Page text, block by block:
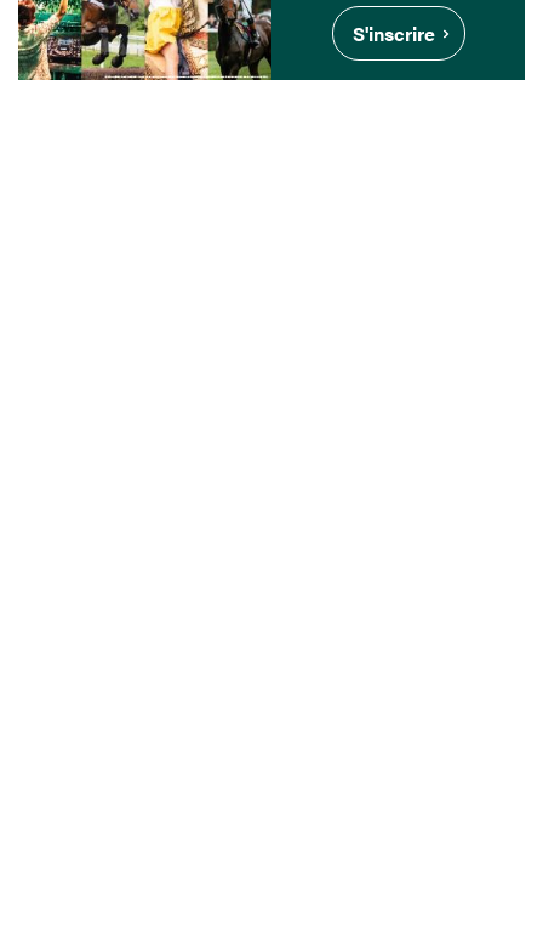
S'inscrire